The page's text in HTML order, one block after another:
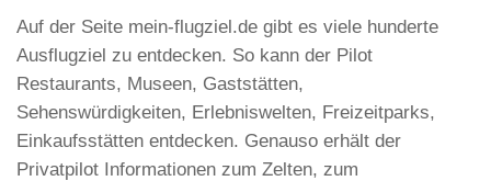
Auf der Seite mein-flugziel.de gibt es viele hunderte
Ausflugziel zu entdecken. So kann der Pilot
Restaurants, Museen, Gaststätten,
Sehenswürdigkeiten, Erlebniswelten, Freizeitparks,
Einkaufsstätten entdecken. Genauso erhält der
Privatpilot Informationen zum Zelten, zum